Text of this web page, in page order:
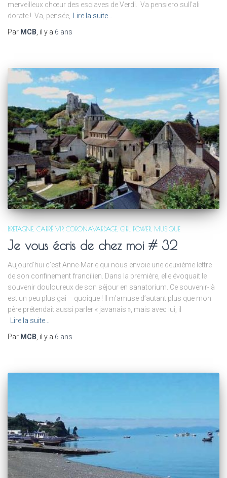
merveilleux chœur des esclaves de Verdi. Va pensiero sull’ali
dorate ! Va, pensée,
Lire la suite…
Par MCB , il y a 6 ans
BRETAGNE CARRÉ VIP CORONAVARDAGE GIRL POWER MUSIQUE
Je vous écris de chez moi # 32
Aujourd’hui c’est Anne-Marie qui nous envoie une deuxième lettre
de son confinement francilien. Dans la première, elle évoquait le
souvenir douloureux de son séjour en sanatorium. Ce souvenir-là
est un peu plus gai – quoique ! Il m’amuse d’autant plus que mon
père prétendait aussi parler « javanais », mais avec lui, il
Lire la suite…
Par MCB , il y a 6 ans